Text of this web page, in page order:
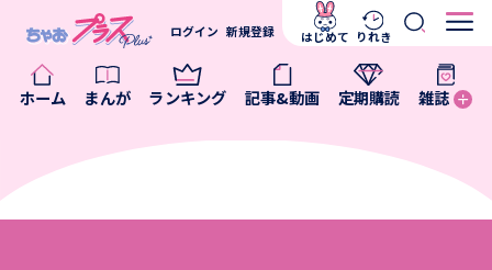
ホーム まんが ランキング 記事&動画 定期購読 雑誌
ログイン 新規登録 はじめて りれき